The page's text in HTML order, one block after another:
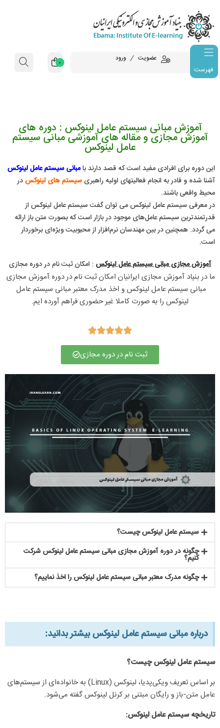
عضویت ورود 0
فهرست
آموزش مبانی سیستم عامل لینوکس : دوره های
آموزش مجازی و مقاله های آموزشی مبانی سیستم
عامل لینوکس
این دوره برای افرادی مفید است که قصد دارند بامبانی سیستم عامل لینوکس
آشنا شده و قادر به انجام فعالیتهای اولیه راهبری سیستم های لینوکسدر
محیط واقعی باشند.
در معرفی سیستم عامل لینوکس می توان گفت سیستم عامل لینوکس از
قدرتمندترین سیستم عامل‌های موجود در بازار است که بصورت‌ متن باز ارائه
می گردد. همچنین در بین مهندسان نرم‌افزار از محبوبیت ویژه‌ای برخوردار
است.
آموزش مجازی مبانی سیستم عامل لینوکس : امکان ثبت نام در دوره مجازی​
لینوکس را به صورت کاملا غیر حضوری فراهم آورده ایم.





ثبت نام در دوره مجازی
سیستم عامل لینوکس چیست؟
چگونه در دوره آموزش مجازی مبانی سیستم عامل لینوکس شرکت
کنیم؟
چگونه مدرک معتبر مبانی سیستم عامل لینوکس را اخذ نماییم؟
درباره مبانی سیستم عامل لینوکس بیشتر بدانید:​
سیستم عامل لینوکس چیست؟
بر اساس تعریف ویکی‌پدیا، لینوکس (Linux) به خانواده‌ای از سیستم‌های
عامل متن-باز و رایگان مبتنی بر کرنل لینوکس گفته می‌شود.
تاریخچه سیستم عامل لینوکس: